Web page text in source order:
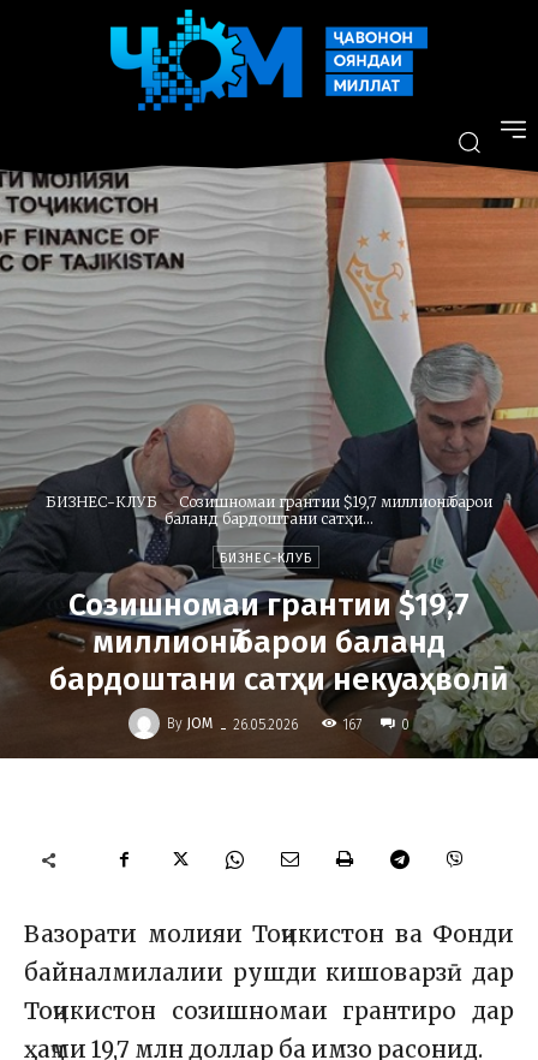
БИЗНЕС-КЛУБ
Созишномаи грантии $19,7 миллионӣ барои
баланд бардоштани сатҳи...
БИЗНЕС-КЛУБ
Созишномаи грантии $19,7
миллионӣ барои баланд
бардоштани сатҳи некуаҳволӣ
By JOM - 26.05.2026 167 0
Вазорати молияи Тоҷикистон ва Фонди
байналмилалии рушди кишоварзӣ дар
Тоҷикистон созишномаи грантиро дар
ҳаҷми 19,7 млн доллар ба имзо расонид.